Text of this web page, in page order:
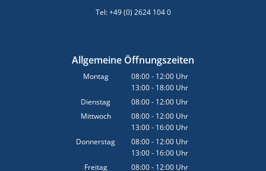
Tel: +49 (0) 2624 104 0
Allgemeine Öffnungszeiten
Montag 08:00- 12:00 Uhr
Von 08:00 bis 12:00 Uhr
13:00- 18:00 Uhr
Von 13:00 bis 18:00 Uhr
Dienstag 08:00- 12:00 Uhr
Von 08:00 bis 12:00 Uhr
Mittwoch 08:00- 12:00 Uhr
Von 08:00 bis 12:00 Uhr
13:00- 16:00 Uhr
Von 13:00 bis 16:00 Uhr
Donnerstag 08:00- 12:00 Uhr
Von 08:00 bis 12:00 Uhr
13:00- 16:00 Uhr
Von 13:00 bis 16:00 Uhr
Freitag 08:00- 12:00 Uhr